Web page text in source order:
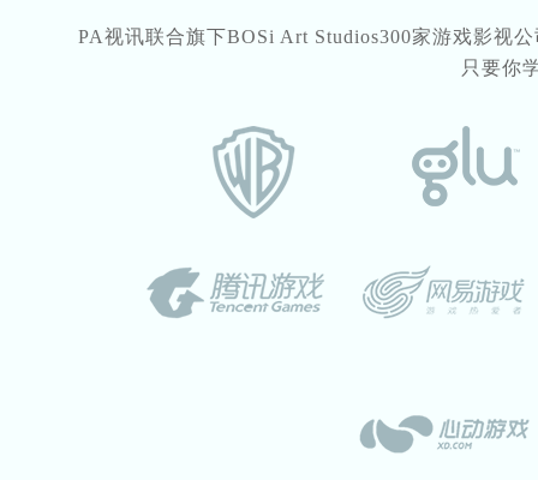
PA视讯联合旗下BOSi Art Studios300家游戏影视
只要你